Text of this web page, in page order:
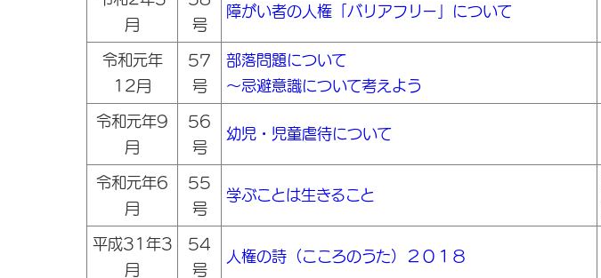
月
号
障がい者の人権「バリアフリー」について
令和元年
12月
57
号
部落問題について
～忌避意識について考えよう
令和元年9
月
56
号
幼児・児童虐待について
令和元年6
月
55
号
学ぶことは生きること
平成31年3
月
54
号
人権の詩（こころのうた）２０１８